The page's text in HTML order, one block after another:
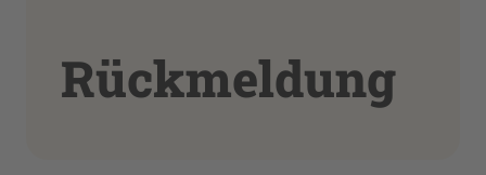
Rückmeldung